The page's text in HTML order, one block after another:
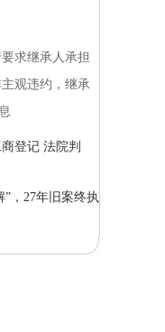
求继承人承担
观违约，继承
登记 法院判
”，27年旧案终执